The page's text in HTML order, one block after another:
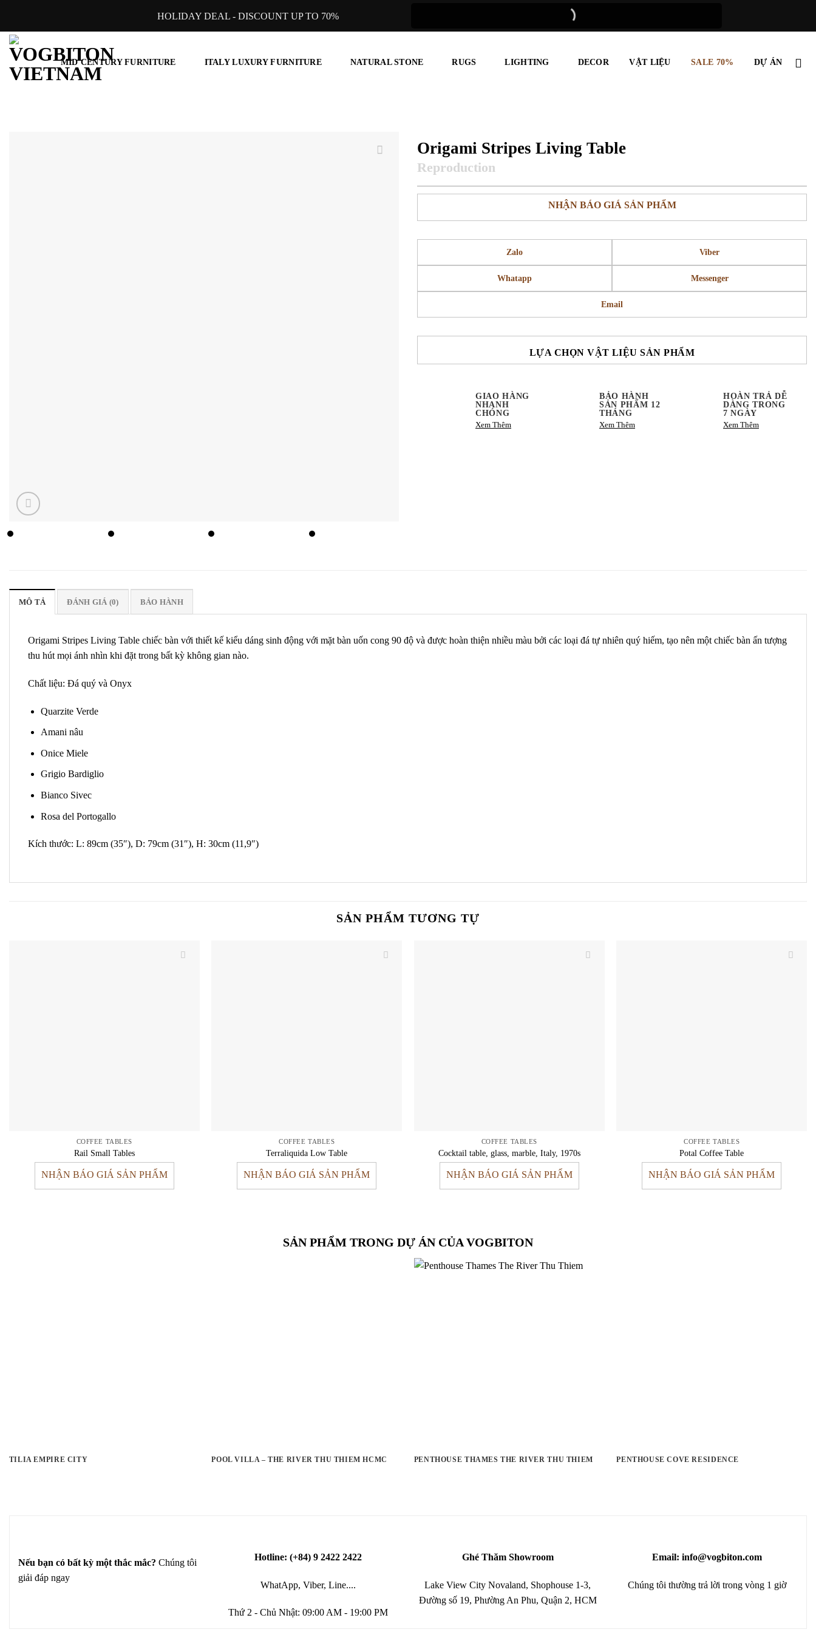
content
HOLIDAY DEAL - DISCOUNT UP TO 70%
MID CENTURY FURNITURE ITALY LUXURY FURNITURE NATURAL STONE RUGS LIGHTING DECOR VẬT LIỆU SALE 70% DỰ ÁN
Origami Stripes Living Table
NHẬN BÁO GIÁ SẢN PHẨM
Zalo Viber
Whatapp Messenger
Email
LỰA CHỌN VẬT LIỆU SẢN PHẨM
GIAO HÀNG
NHANH
CHÓNG
Xem Thêm
BẢO HÀNH
SẢN PHẨM 12
THÁNG
Xem Thêm
HOÀN TRẢ DỄ
DÀNG TRONG
7 NGÀY
Xem Thêm
MÔ TẢ ĐÁNH GIÁ (0) BẢO HÀNH
Origami Stripes Living Table chiếc bàn với thiết kế kiểu dáng sinh động với mặt bàn uốn cong 90 độ và được hoàn thiện nhiều màu bởi các loại đá tự nhiên quý hiếm, tạo nên một chiếc bàn ấn tượng
thu hút mọi ánh nhìn khi đặt trong bất kỳ không gian nào.
Chất liệu: Đá quý và Onyx
Quarzite Verde
Amani nâu
Onice Miele
Grigio Bardiglio
Bianco Sivec
Rosa del Portogallo
Kích thước: L: 89cm (35″), D: 79cm (31″), H: 30cm (11,9″)
SẢN PHẨM TƯƠNG TỰ
COFFEE TABLES
Rail Small Tables
NHẬN BÁO GIÁ SẢN PHẨM
COFFEE TABLES
Terraliquida Low Table
NHẬN BÁO GIÁ SẢN PHẨM
COFFEE TABLES
Cocktail table, glass, marble, Italy, 1970s
NHẬN BÁO GIÁ SẢN PHẨM
COFFEE TABLES
Potal Coffee Table
NHẬN BÁO GIÁ SẢN PHẨM
SẢN PHẨM TRONG DỰ ÁN CỦA VOGBITON
TILIA EMPIRE CITY POOL VILLA – THE RIVER THU THIEM HCMC PENTHOUSE THAMES THE RIVER THU THIEM PENTHOUSE COVE RESIDENCE
Nếu bạn có bất kỳ một thắc mắc? Chúng tôi
giải đáp ngay
Hotline: (+84) 9 2422 2422
WhatApp, Viber, Line....
Thứ 2 - Chủ Nhật: 09:00 AM - 19:00 PM
Ghé Thăm Showroom
Lake View City Novaland, Shophouse 1-3,
Đường số 19, Phường An Phu, Quận 2, HCM
Email: info@vogbiton.com
Chúng tôi thường trả lời trong vòng 1 giờ